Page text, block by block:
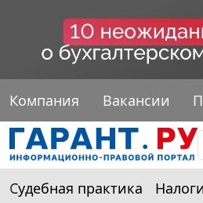
Компания Вакансии
Судебная практика